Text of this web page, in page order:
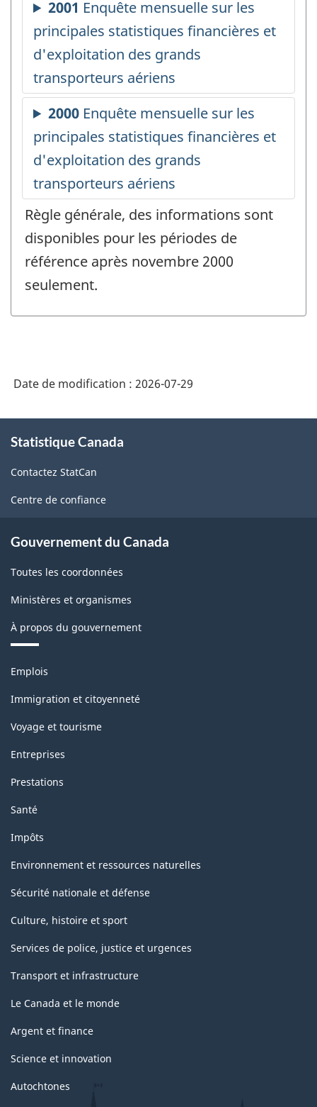
Règle générale, des informations sont
disponibles pour les périodes de
référence après novembre 2000
seulement.
Date de modification : 2026-07-29
propos
ce
site
Statistique Canada
Contactez StatCan
Centre de confiance
Gouvernement du Canada
Toutes les coordonnées
Ministères et organismes
À propos du gouvernement
Thèmes
sujets
Emplois
Immigration et citoyenneté
Voyage et tourisme
Entreprises
Prestations
Santé
Impôts
Environnement et ressources naturelles
Sécurité nationale et défense
Culture, histoire et sport
Services de police, justice et urgences
Transport et infrastructure
Le Canada et le monde
Argent et finance
Science et innovation
Autochtones